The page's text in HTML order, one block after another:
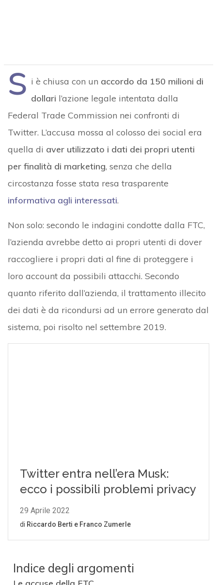
S i è chiusa con un accordo da 150 milioni di
dollari l’azione legale intentata dalla
Federal Trade Commission nei confronti di
Twitter. L’accusa mossa al colosso dei social era
quella di aver utilizzato i dati dei propri utenti
per finalità di marketing, senza che della
circostanza fosse stata resa trasparente
informativa agli interessati.
Non solo: secondo le indagini condotte dalla FTC,
l’azienda avrebbe detto ai propri utenti di dover
raccogliere i propri dati al fine di proteggere i
loro account da possibili attacchi. Secondo
quanto riferito dall’azienda, il trattamento illecito
dei dati è da ricondursi ad un errore generato dal
sistema, poi risolto nel settembre 2019.
Indice degli argomenti